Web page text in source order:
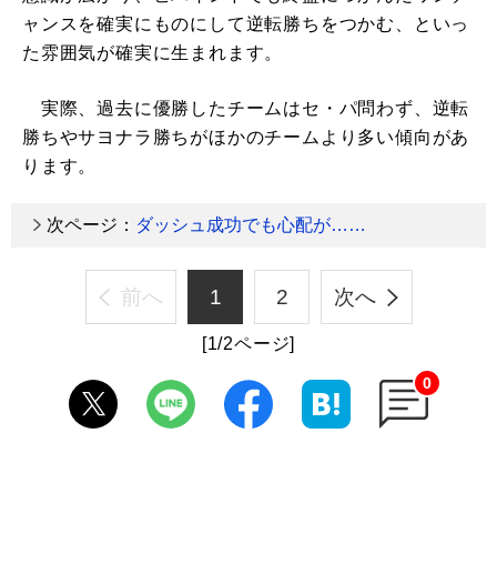
ャンスを確実にものにして逆転勝ちをつかむ、といっ
た雰囲気が確実に生まれます。
実際、過去に優勝したチームはセ・パ問わず、逆転
勝ちやサヨナラ勝ちがほかのチームより多い傾向があ
ります。
次ページ： ダッシュ成功でも心配が……
前へ 1 2 次へ
[1/2ページ]
0